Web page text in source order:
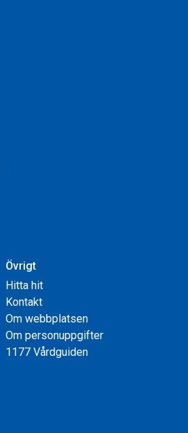
Övrigt
Hitta hit
Kontakt
Om webbplatsen
Om personuppgifter
1177 Vårdguiden